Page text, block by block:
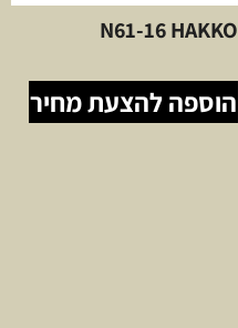
N61-16 HAKKO
הוספה להצעת מחיר